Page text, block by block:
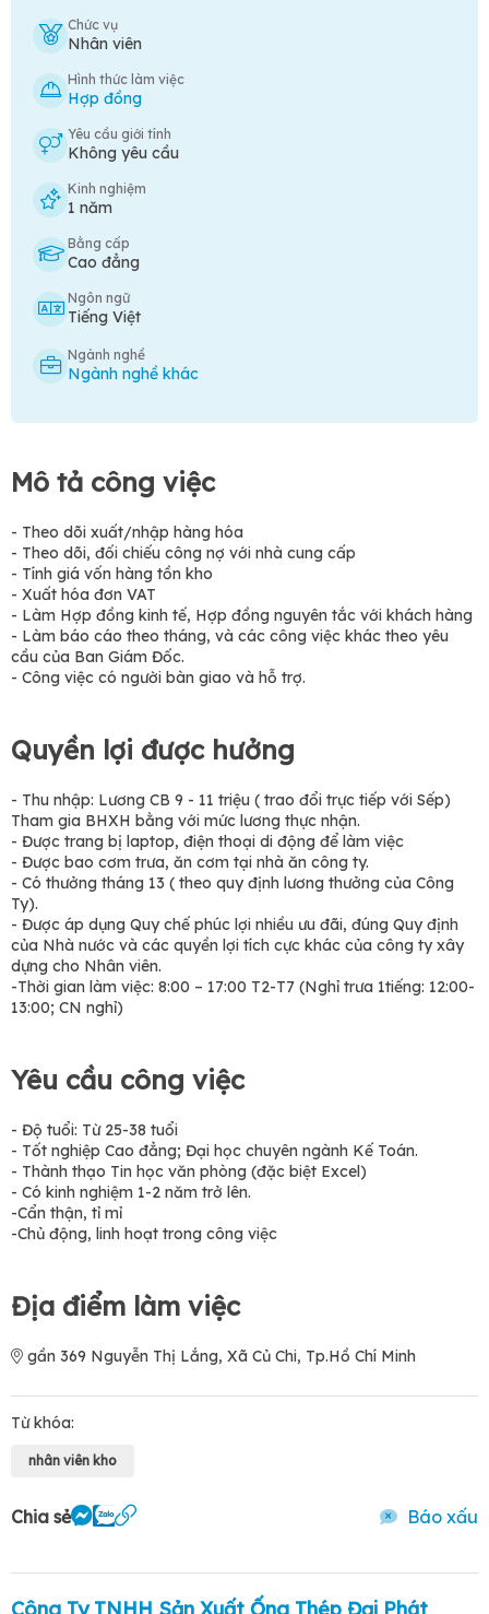
Chức vụ
Nhân viên
Hình thức làm việc
Hợp đồng
Yêu cầu giới tính
Không yêu cầu
Kinh nghiệm
1 năm
Bằng cấp
Cao đẳng
Ngôn ngữ
Tiếng Việt
Ngành nghề
Ngành nghề khác
Mô tả công việc
- Theo dõi xuất/nhập hàng hóa
- Theo dõi, đối chiếu công nợ với nhà cung cấp
- Tính giá vốn hàng tồn kho
- Xuất hóa đơn VAT
- Làm Hợp đồng kinh tế, Hợp đồng nguyên tắc với khách hàng
- Làm báo cáo theo tháng, và các công việc khác theo yêu
cầu của Ban Giám Đốc.
- Công việc có người bàn giao và hỗ trợ.
Quyền lợi được hưởng
- Thu nhập: Lương CB 9 - 11 triệu ( trao đổi trực tiếp với Sếp)
Tham gia BHXH bằng với mức lương thực nhận.
- Được trang bị laptop, điện thoại di động để làm việc
- Được bao cơm trưa, ăn cơm tại nhà ăn công ty.
- Có thưởng tháng 13 ( theo quy định lương thưởng của Công
Ty).
- Được áp dụng Quy chế phúc lợi nhiều ưu đãi, đúng Quy định
của Nhà nước và các quyền lợi tích cực khác của công ty xây
dựng cho Nhân viên.
-Thời gian làm việc: 8:00 – 17:00 T2-T7 (Nghỉ trưa 1tiếng: 12:00-
13:00; CN nghỉ)
Yêu cầu công việc
- Độ tuổi: Từ 25-38 tuổi
- Tốt nghiệp Cao đẳng; Đại học chuyên ngành Kế Toán.
- Thành thạo Tin học văn phòng (đặc biệt Excel)
- Có kinh nghiệm 1-2 năm trở lên.
-Cẩn thận, tỉ mỉ
-Chủ động, linh hoạt trong công việc
Địa điểm làm việc
gần 369 Nguyễn Thị Lắng, Xã Củ Chi, Tp.Hồ Chí Minh
Từ khóa:
nhân viên kho
Chia sẻ Báo xấu